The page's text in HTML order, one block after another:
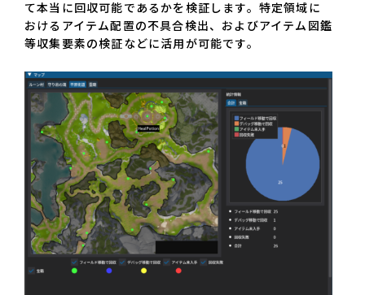
て本当に回収可能であるかを検証します。特定領域に
おけるアイテム配置の不具合検出、およびアイテム図鑑
等収集要素の検証などに活用が可能です。